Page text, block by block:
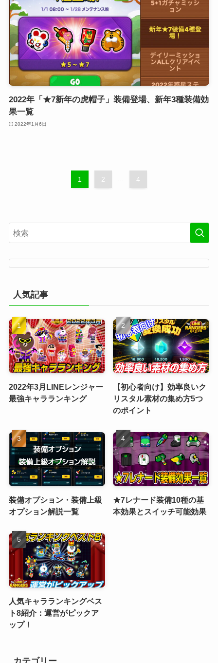
2022年「★7新年の虎帽子」装備登場、新年3種装備効
果一覧
2022年1月6日
1 2 ... 4
人気記事
2022年3月LINEレンジャー
最強キャラランキング
【初心者向け】効率良いク
リスタル素材の集め方5つ
のポイント
装備オプション・装備上級
オプション解説一覧
★7レナード装備10種の基
本効果とスイッチ可能効果
人気キャラランキングベス
ト8紹介：運営がピックア
ップ！